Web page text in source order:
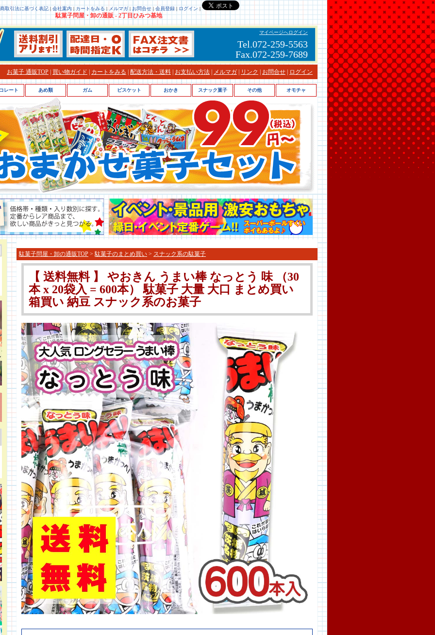
取引法に基づく表記 | 会社案内 | カートをみる | メルマガ| お問合せ| 会員登録| ログイン |
駄菓子問屋・卸の通販 - 2丁目ひみつ基地
マイページへログイン
Tel.072-259-5563
Fax.072-259-7689
お菓子 通販TOP 買い物ガイド カートをみる 配送方法・送料 お支払い方法 メルマガ リンク お問合せ ログイン
駄菓子問屋・卸の通販TOP >駄菓子のまとめ買い > スナック系の駄菓子
【 送料無料 】 やおきん うまい棒 なっとう 味 （30
本 x 20袋入 = 600本） 駄菓子 大量 大口 まとめ買い
箱買い 納豆 スナック系のお菓子